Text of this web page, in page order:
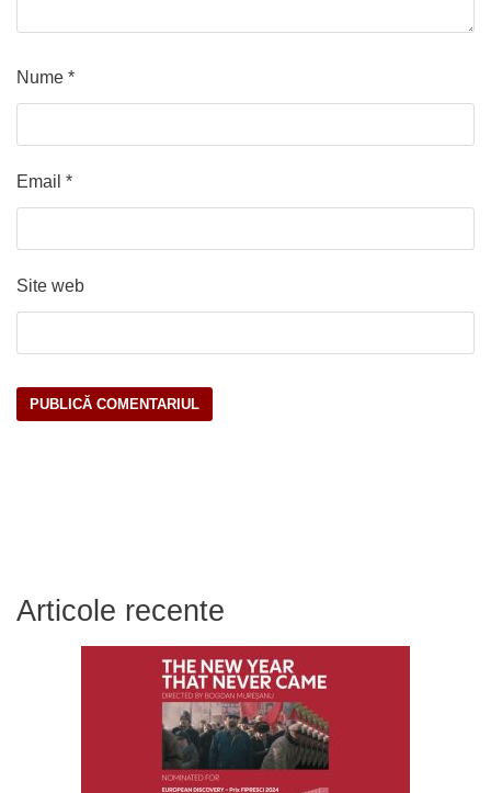
Nume *
Email *
Site web
Articole recente